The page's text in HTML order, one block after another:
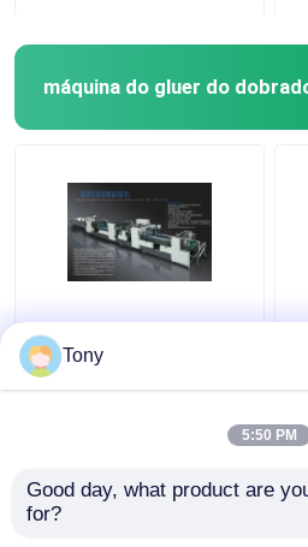
máquina do gluer do
Coladeira Dobradora
Automática de Alta
Velocidade 23KW
Tony
5:50 PM
Good day, what product are
for?